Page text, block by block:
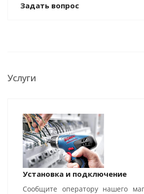
Задать вопрос
Услуги
Установка и подключение
Сообщите оператору нашего